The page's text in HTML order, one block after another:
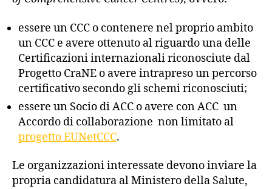
essere un CCC o contenere nel proprio ambito
un CCC e avere ottenuto al riguardo una delle
Certificazioni internazionali riconosciute dal
Progetto CraNE o avere intrapreso un percorso
certificativo secondo gli schemi riconosciuti;
essere un Socio di ACC o avere con ACC un
Accordo di collaborazione non limitato al
progetto EUNetCCC.
Le organizzazioni interessate devono inviare la
propria candidatura al Ministero della Salute,